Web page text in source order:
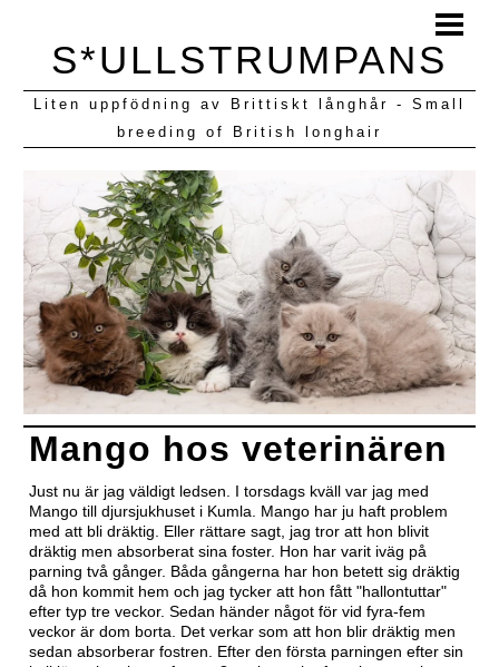
BLOGG
KULLAR VI HAFT
S*ULLSTRUMPANS
Liten uppfödning av Brittiskt långhår - Small
breeding of British longhair
Mango hos veterinären
Just nu är jag väldigt ledsen. I torsdags kväll var jag med
Mango till djursjukhuset i Kumla. Mango har ju haft problem
med att bli dräktig. Eller rättare sagt, jag tror att hon blivit
dräktig men absorberat sina foster. Hon har varit iväg på
parning två gånger. Båda gångerna har hon betett sig dräktig
då hon kommit hem och jag tycker att hon fått "hallontuttar"
efter typ tre veckor. Sedan händer något för vid fyra-fem
veckor är dom borta. Det verkar som att hon blir dräktig men
sedan absorberar fostren. Efter den första parningen efter sin